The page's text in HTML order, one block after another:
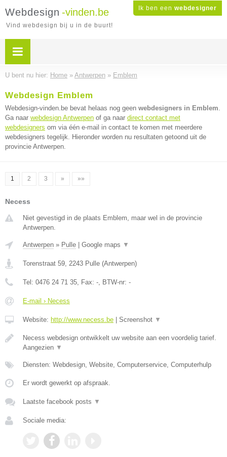
Ik ben een webdesigner
Webdesign -vinden.be
Vind webdesign bij u in de buurt!
U bent nu hier: Home » Antwerpen » Emblem
Webdesign Emblem
Webdesign-vinden.be bevat helaas nog geen webdesigners in Emblem.
Ga naar webdesign Antwerpen of ga naar direct contact met
webdesigners om via één e-mail in contact te komen met meerdere
webdesigners tegelijk. Hieronder worden nu resultaten getoond uit de
provincie Antwerpen.
1 2 3 » »»
Necess
Niet gevestigd in de plaats Emblem, maar wel in de provincie
Antwerpen.
Antwerpen » Pulle Google maps ▼
Torenstraat 59, 2243 Pulle (Antwerpen)
Tel: 0476 24 71 35, Fax: -, BTW-nr: -
E-mail › Necess
Website: http://www.necess.be Screenshot ▼
Necess webdesign ontwikkelt uw website aan een voordelig tarief.
Aangezien ▼
Diensten: Webdesign, Website, Computerservice, Computerhulp
Er wordt gewerkt op afspraak.
Laatste facebook posts ▼
Sociale media: